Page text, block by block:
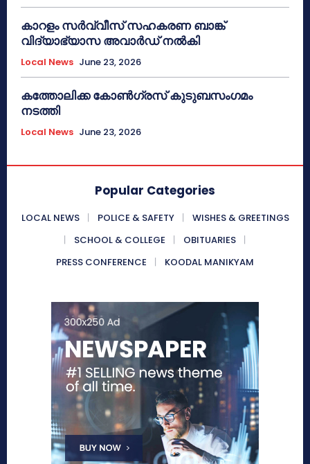
കാറളം സർവ്വീസ് സഹകരണ ബാങ്ക്
വിദ്യാഭ്യാസ അവാർഡ് നൽകി
Local News June 23, 2026
കത്തോലിക്ക കോൺഗ്രസ് കുടുബസംഗമം
നടത്തി
Local News June 23, 2026
Popular Categories
LOCAL NEWS POLICE & SAFETY
WISHES & GREETINGS
SCHOOL & COLLEGE
OBITUARIES
PRESS CONFERENCE
KOODAL MANIKYAM